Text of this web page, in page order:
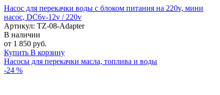
Насос для перекачки воды с блоком питания на 220v, мини
насос, DC6v-12v / 220v
Артикул: TZ-08-Adapter
В наличии
от 1 850 руб.
Купить В корзину
Насосы для перекачки масла, топлива и воды
-24 %